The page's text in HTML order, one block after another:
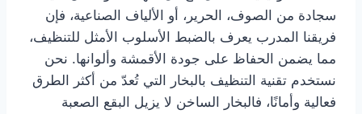
سجادة من الصوف، الحرير، أو الألياف الصناعية، فإن
فريقنا المدرب يعرف بالضبط الأسلوب الأمثل للتنظيف،
مما يضمن الحفاظ على جودة الأقمشة وألوانها. نحن
نستخدم تقنية التنظيف بالبخار التي تُعدّ من أكثر الطرق
فعالية وأمانًا، فالبخار الساخن لا يزيل البقع الصعبة